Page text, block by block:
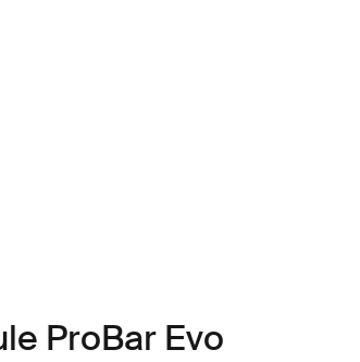
ProBar Evo